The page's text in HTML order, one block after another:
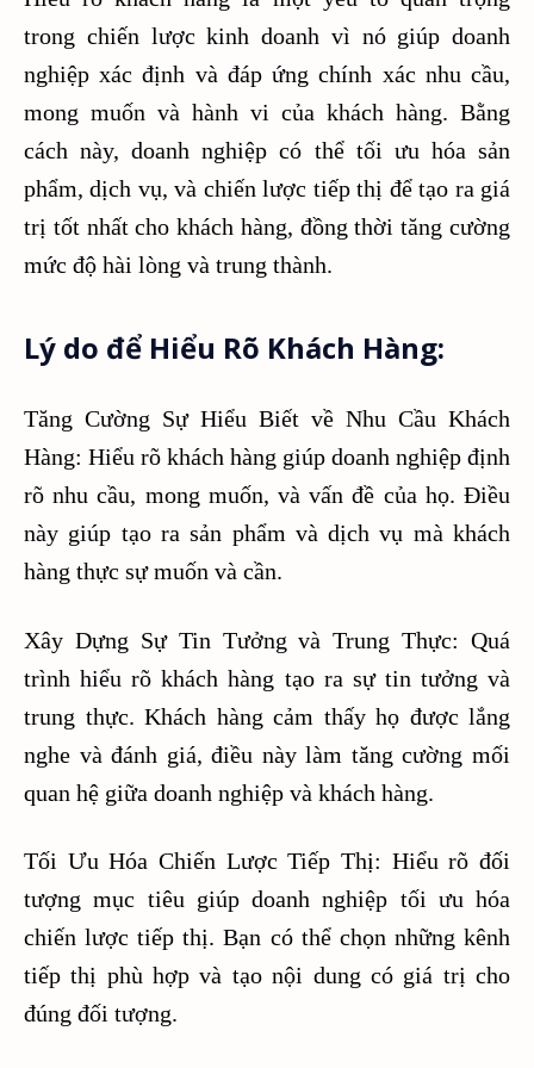
trong chiến lược kinh doanh vì nó giúp doanh
nghiệp xác định và đáp ứng chính xác nhu cầu,
mong muốn và hành vi của khách hàng. Bằng
cách này, doanh nghiệp có thể tối ưu hóa sản
phẩm, dịch vụ, và chiến lược tiếp thị để tạo ra giá
trị tốt nhất cho khách hàng, đồng thời tăng cường
mức độ hài lòng và trung thành.
Lý do để Hiểu Rõ Khách Hàng:
Tăng Cường Sự Hiểu Biết về Nhu Cầu Khách
Hàng: Hiểu rõ khách hàng giúp doanh nghiệp định
rõ nhu cầu, mong muốn, và vấn đề của họ. Điều
này giúp tạo ra sản phẩm và dịch vụ mà khách
hàng thực sự muốn và cần.
Xây Dựng Sự Tin Tưởng và Trung Thực: Quá
trình hiểu rõ khách hàng tạo ra sự tin tưởng và
trung thực. Khách hàng cảm thấy họ được lắng
nghe và đánh giá, điều này làm tăng cường mối
quan hệ giữa doanh nghiệp và khách hàng.
Tối Ưu Hóa Chiến Lược Tiếp Thị: Hiểu rõ đối
tượng mục tiêu giúp doanh nghiệp tối ưu hóa
chiến lược tiếp thị. Bạn có thể chọn những kênh
tiếp thị phù hợp và tạo nội dung có giá trị cho
đúng đối tượng.